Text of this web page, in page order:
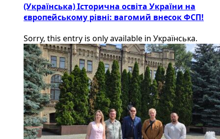
(Українська) Історична освіта України на
європейському рівні: вагомий внесок ФСП!
Sorry, this entry is only available in Українська.